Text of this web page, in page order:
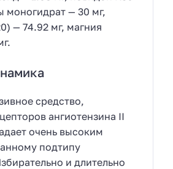
моногидрат — 30 мг,
— 74.92 мг, магния
средство,
ангиотензина II
очень высоким
подтипу
и длительно